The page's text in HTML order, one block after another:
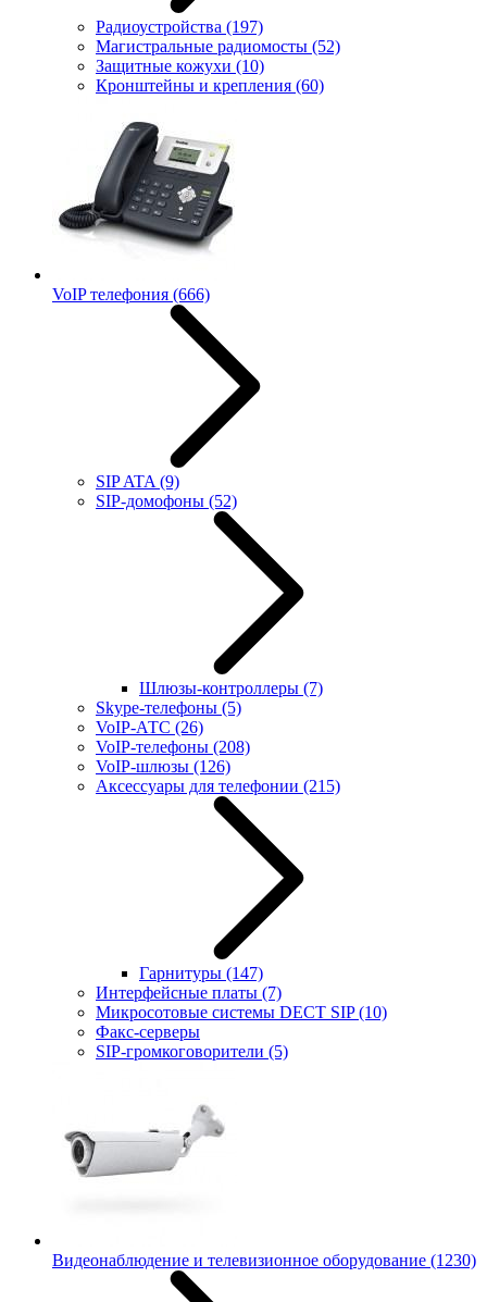
Радиоустройства (197)
Магистральные радиомосты (52)
Защитные кожухи (10)
Кронштейны и крепления (60)
VoIP телефония (666)
SIP ATA (9)
SIP-домофоны (52)
Шлюзы-контроллеры (7)
Skype-телефоны (5)
VoIP-АТС (26)
VoIP-телефоны (208)
VoIP-шлюзы (126)
Аксессуары для телефонии (215)
Гарнитуры (147)
Интерфейсные платы (7)
Микросотовые системы DECT SIP(10)
Факс-серверы
SIP-громкоговорители (5)
Видеонаблюдение и телевизионное оборудование (1230)